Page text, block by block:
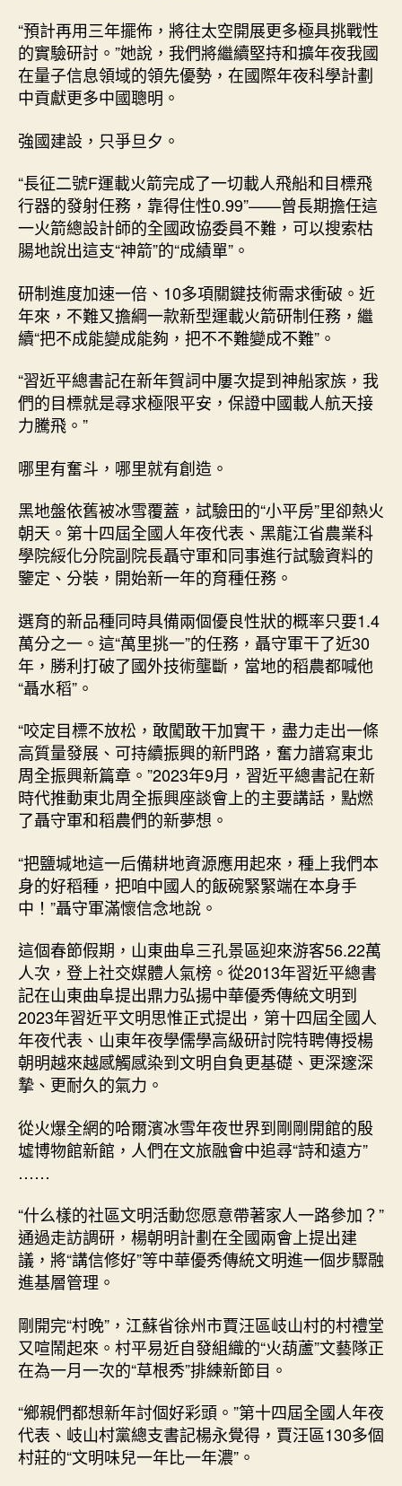
“預計再用三年擺佈，將往太空開展更多極具挑戰性
的實驗研討。”她說，我們將繼續堅持和擴年夜我國
在量子信息領域的領先優勢，在國際年夜科學計劃
中貢獻更多中國聰明。
強國建設，只爭旦夕。
“長征二號F運載火箭完成了一切載人飛船和目標飛
行器的發射任務，靠得住性0.99”——曾長期擔任這
一火箭總設計師的全國政協委員不難，可以搜索枯
腸地說出這支“神箭”的“成績單”。
研制進度加速一倍、10多項關鍵技術需求衝破。近
年來，不難又擔綱一款新型運載火箭研制任務，繼
續“把不成能變成能夠，把不不難變成不難”。
“習近平總書記在新年賀詞中屢次提到神船家族，我
們的目標就是尋求極限平安，保證中國載人航天接
力騰飛。”
哪里有奮斗，哪里就有創造。
黑地盤依舊被冰雪覆蓋，試驗田的“小平房”里卻熱火
朝天。第十四屆全國人年夜代表、黑龍江省農業科
學院綏化分院副院長聶守軍和同事進行試驗資料的
鑒定、分裝，開始新一年的育種任務。
選育的新品種同時具備兩個優良性狀的概率只要1.4
萬分之一。這“萬里挑一”的任務，聶守軍干了近30
年，勝利打破了國外技術壟斷，當地的稻農都喊他
“聶水稻”。
“咬定目標不放松，敢闖敢干加實干，盡力走出一條
高質量發展、可持續振興的新門路，奮力譜寫東北
周全振興新篇章。”2023年9月，習近平總書記在新
時代推動東北周全振興座談會上的主要講話，點燃
了聶守軍和稻農們的新夢想。
“把鹽堿地這一后備耕地資源應用起來，種上我們本
身的好稻種，把咱中國人的飯碗緊緊端在本身手
中！”聶守軍滿懷信念地說。
這個春節假期，山東曲阜三孔景區迎來游客56.22萬
人次，登上社交媒體人氣榜。從2013年習近平總書
記在山東曲阜提出鼎力弘揚中華優秀傳統文明到
2023年習近平文明思惟正式提出，第十四屆全國人
年夜代表、山東年夜學儒學高級研討院特聘傳授楊
朝明越來越感觸感染到文明自負更基礎、更深邃深
摯、更耐久的氣力。
從火爆全網的哈爾濱冰雪年夜世界到剛剛開館的殷
墟博物館新館，人們在文旅融會中追尋“詩和遠方”
……
“什么樣的社區文明活動您愿意帶著家人一路參加？”
通過走訪調研，楊朝明計劃在全國兩會上提出建
議，將“講信修好”等中華優秀傳統文明進一個步驟融
進基層管理。
剛開完“村晚”，江蘇省徐州市賈汪區岐山村的村禮堂
又喧鬧起來。村平易近自發組織的“火葫蘆”文藝隊正
在為一月一次的“草根秀”排練新節目。
“鄉親們都想新年討個好彩頭。”第十四屆全國人年夜
代表、岐山村黨總支書記楊永覺得，賈汪區130多個
村莊的“文明味兒一年比一年濃”。